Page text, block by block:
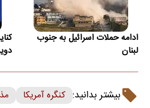
ادامه حملات اسرائیل به جنوب
لبنان
بیشتر بدانید: کنگره آمریکا